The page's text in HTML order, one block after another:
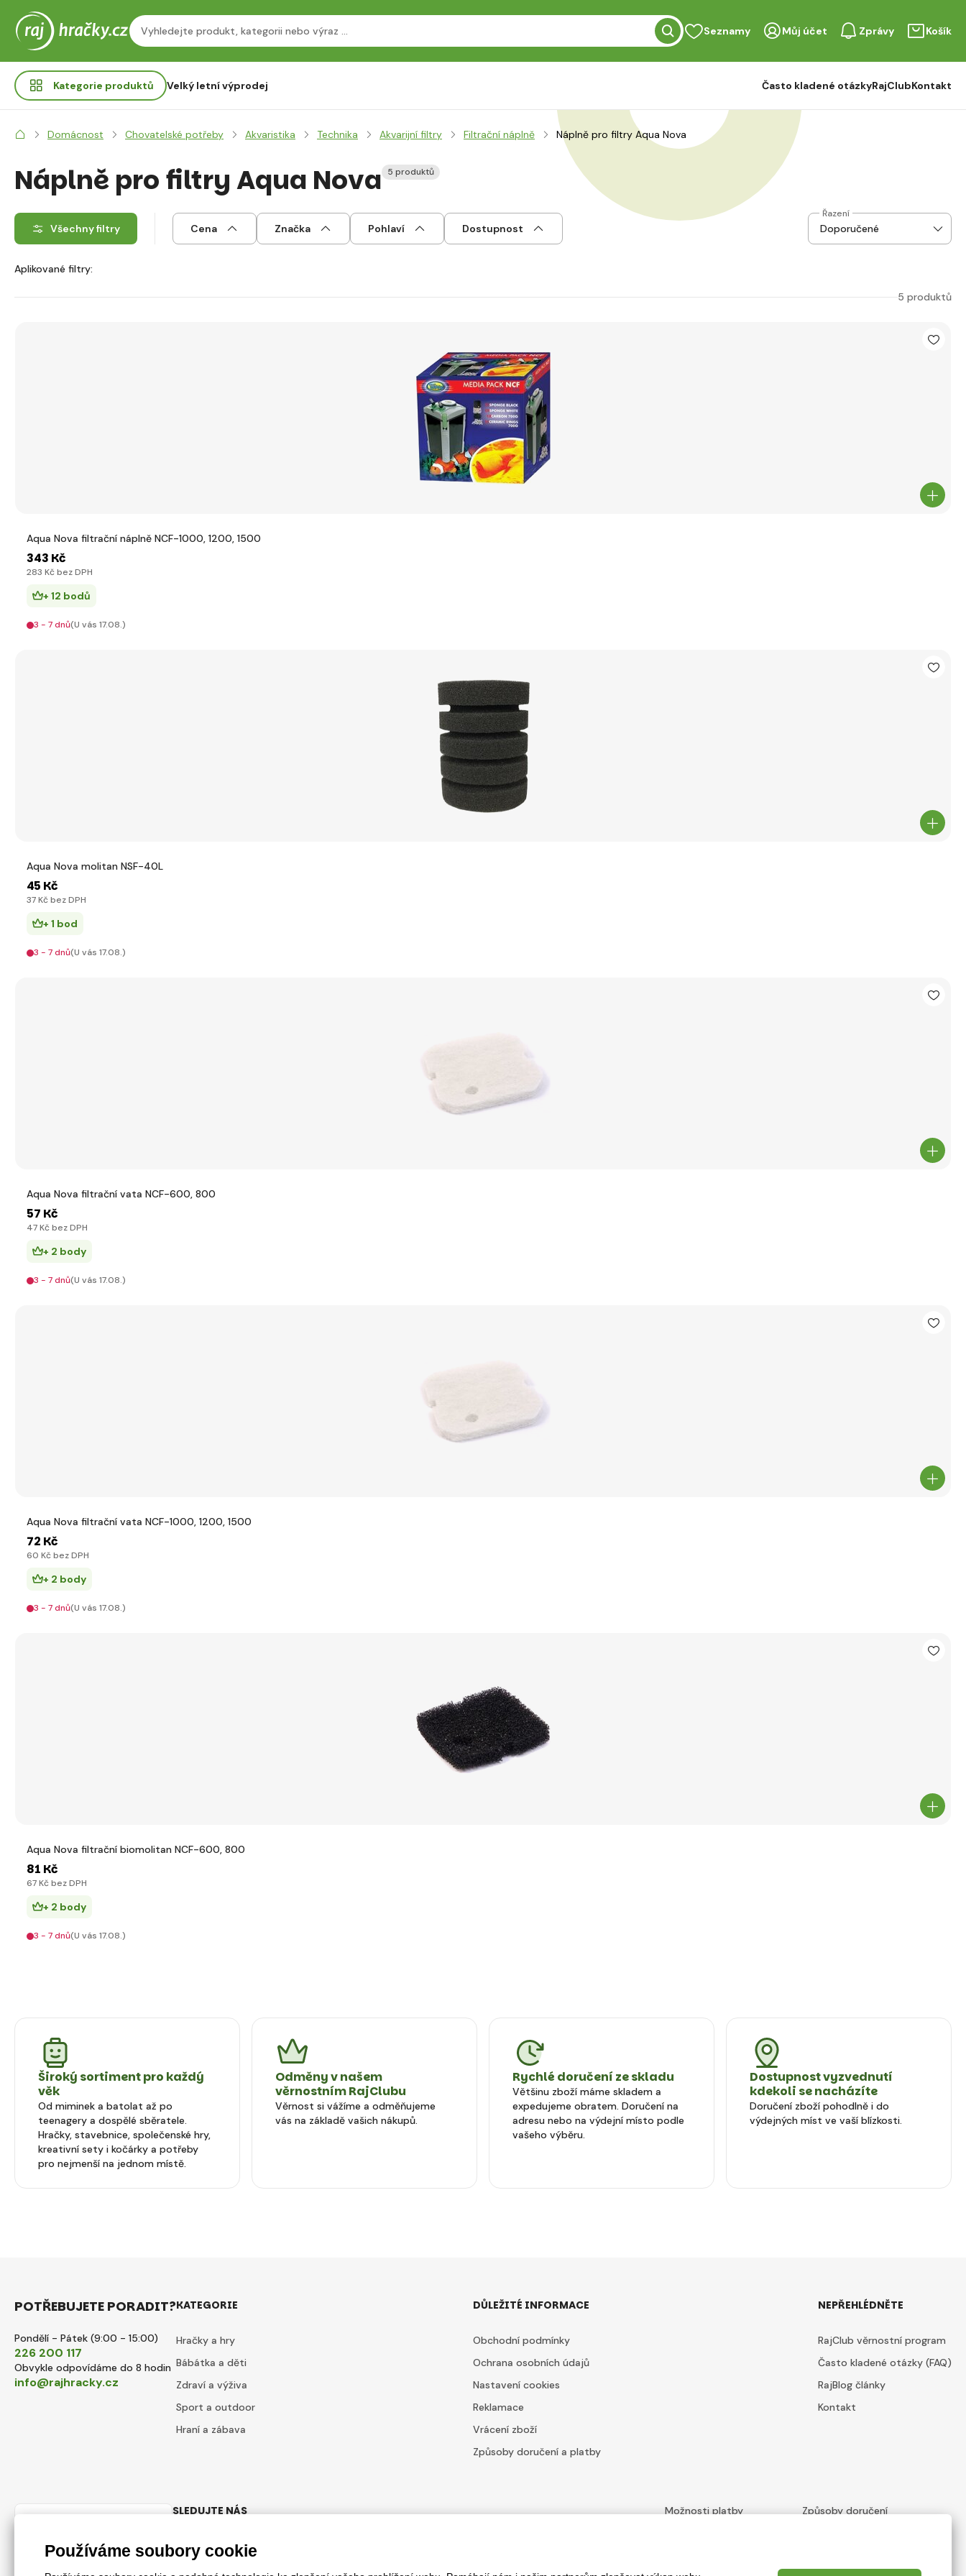
Seznamy Můj účet Zprávy Košík
Kategorie produktů Velký letní výprodej Často kladené otázkyRajClubKontakt
Domácnost Chovatelské potřeby Akvaristika Technika Akvarijní filtry Filtrační náplně Náplně pro filtry Aqua Nova
Náplně pro filtry Aqua Nova 5 produktů
Všechny filtry Cena Značka Pohlaví Dostupnost
Řazení
Aplikované filtry:
5 produktů
Aqua Nova filtrační náplně NCF-1000, 1200, 1500
343 Kč
283 Kč bez DPH
+ 12 bodů
3 - 7 dnů(U vás 17.08.)
Aqua Nova molitan NSF-40L
45 Kč
37 Kč bez DPH
+ 1 bod
3 - 7 dnů(U vás 17.08.)
Aqua Nova filtrační vata NCF-600, 800
57 Kč
47 Kč bez DPH
+ 2 body
3 - 7 dnů(U vás 17.08.)
Aqua Nova filtrační vata NCF-1000, 1200, 1500
72 Kč
60 Kč bez DPH
+ 2 body
3 - 7 dnů(U vás 17.08.)
Aqua Nova filtrační biomolitan NCF-600, 800
81 Kč
67 Kč bez DPH
+ 2 body
3 - 7 dnů(U vás 17.08.)
Široký sortiment pro každý
věk
Od miminek a batolat až po
teenagery a dospělé sběratele.
Hračky, stavebnice, společenské hry,
kreativní sety i kočárky a potřeby
pro nejmenší na jednom místě.
Odměny v našem
věrnostním RajClubu
Věrnost si vážíme a odměňujeme
vás na základě vašich nákupů.
Rychlé doručení ze skladu
Většinu zboží máme skladem a
expedujeme obratem. Doručení na
adresu nebo na výdejní místo podle
vašeho výběru.
Dostupnost vyzvednutí
kdekoli se nacházíte
Doručení zboží pohodlně i do
výdejných míst ve vaší blízkosti.
POTŘEBUJETE PORADIT?
Pondělí - Pátek (9:00 - 15:00)
226 200 117
Obvykle odpovídáme do 8 hodin
info@rajhracky.cz
KATEGORIE
Hračky a hry
Bábátka a děti
Zdraví a výživa
Sport a outdoor
Hraní a zábava
DŮLEŽITÉ INFORMACE
Obchodní podmínky
Ochrana osobních údajů
Nastavení cookies
Reklamace
Vrácení zboží
Způsoby doručení a platby
NEPŘEHLÉDNĚTE
RajClub věrnostní program
Často kladené otázky (FAQ)
RajBlog články
Kontakt
SLEDUJTE NÁS Možnosti platby Způsoby doručení